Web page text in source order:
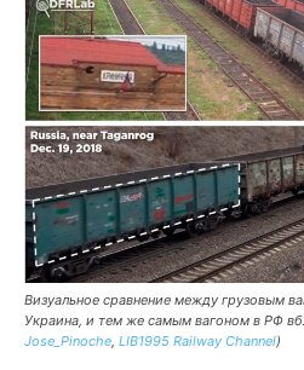
Визуальное сравнение между грузовым
Украина, и тем же самым вагоном в РФ
Jose_Pinoche, LIB1995 Railway Channel)